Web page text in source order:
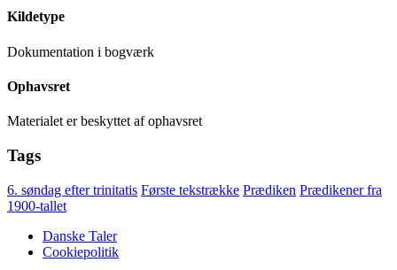
Kildetype
Dokumentation i bogværk
Ophavsret
Materialet er beskyttet af ophavsret
Tags
6. søndag efter trinitatis Første tekstrække Prædiken Prædikener fra
1900-tallet
Danske Taler
Cookiepolitik